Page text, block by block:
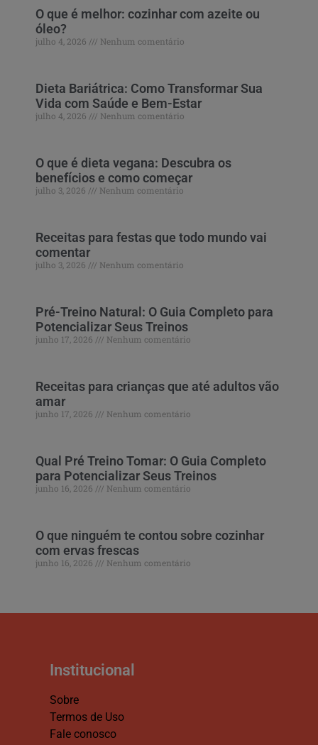
O que é melhor: cozinhar com azeite ou
óleo?
julho 4, 2026 Nenhum comentário
Dieta Bariátrica: Como Transformar Sua
Vida com Saúde e Bem-Estar
julho 4, 2026 Nenhum comentário
O que é dieta vegana: Descubra os
benefícios e como começar
julho 3, 2026 Nenhum comentário
Receitas para festas que todo mundo vai
comentar
julho 3, 2026 Nenhum comentário
Pré-Treino Natural: O Guia Completo para
Potencializar Seus Treinos
junho 17, 2026 Nenhum comentário
Receitas para crianças que até adultos vão
amar
junho 17, 2026 Nenhum comentário
Qual Pré Treino Tomar: O Guia Completo
para Potencializar Seus Treinos
junho 16, 2026 Nenhum comentário
O que ninguém te contou sobre cozinhar
com ervas frescas
junho 16, 2026 Nenhum comentário
Institucional
Sobre
Termos de Uso
Fale conosco